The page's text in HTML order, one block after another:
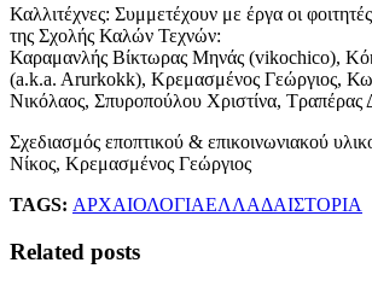
Καλλιτέχνες: Συμμετέχουν με έργα οι
της Σχολής Καλών Τεχνών:
Καραμανλής Βίκτωρας Μηνάς (vikochico),
(a.k.a. Arurkokk), Κρεμασμένος Γεώργιος,
Νικόλαος, Σπυροπούλου Χριστίνα, Τραπέρας
Σχεδιασμός εποπτικού & επικοινωνιακού
Νίκος, Κρεμασμένος Γεώργιος
TAGS: ΑΡΧΑΙΟΛΟΓΙΑΕΛΛΑΔΑΙΣΤΟΡΙΑ
Related posts